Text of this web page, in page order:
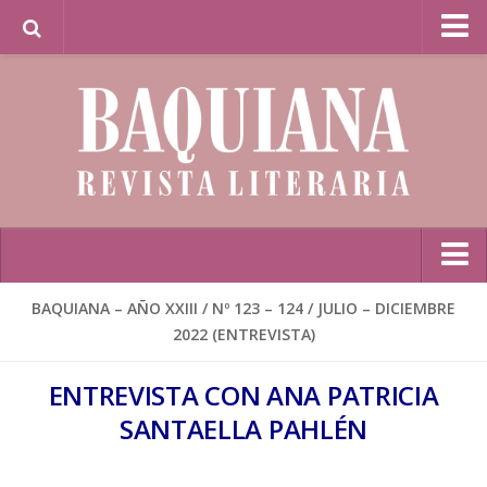
Inicio
BAQUIANA – Año XXVII / Nº 137 – 138 / Enero – Junio 2026
(Poesía I)
BAQUIANA – Año XXVII / Nº 137 – 138 / Enero – Junio 2026
BAQUIANA – AÑO XXIII / Nº 123 – 124 / JULIO – DICIEMBRE
2022 (ENTREVISTA)
ENTREVISTA CON ANA PATRICIA
SANTAELLA PAHLÉN